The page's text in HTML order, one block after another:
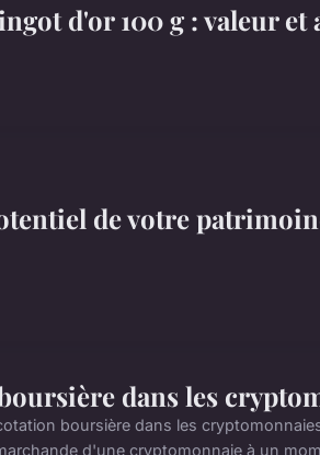
d'or 100 g : valeur
de votre
dans les
boursière dans les
d'une cryptomonnaie à un